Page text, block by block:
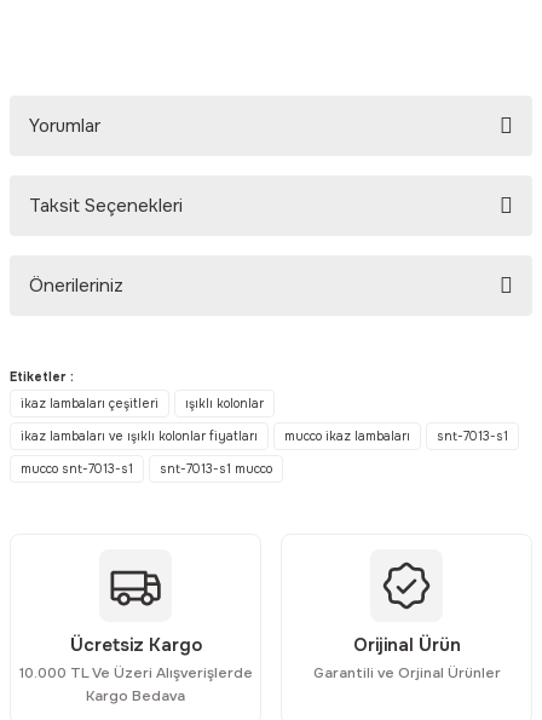
Yorumlar
Taksit Seçenekleri
Önerileriniz
konularda yetersiz gördüğünüz noktaları öneri formunu kullanarak
tarafımıza iletebilirsiniz.
Ürün fiyatı diğer sitelerden daha pahalı.
Etiketler :
ikaz lambaları çeşitleri
ışıklı kolonlar
ikaz lambaları ve ışıklı kolonlar fiyatları mucco ikaz lambaları snt-7013-s1
mucco snt-7013-s1 snt-7013-s1 mucco
Ücretsiz Kargo
10.000 TL Ve Üzeri Alışverişlerde
Kargo Bedava
Orijinal Ürün
Garantili ve Orjinal Ürünler